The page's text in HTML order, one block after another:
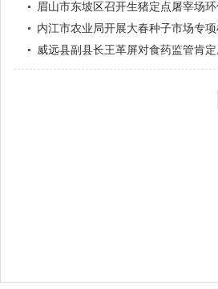
眉山市东坡区召开生猪定点屠宰场
内江市农业局开展大春种子市场专
威远县副县长王革屏对食药监管肯